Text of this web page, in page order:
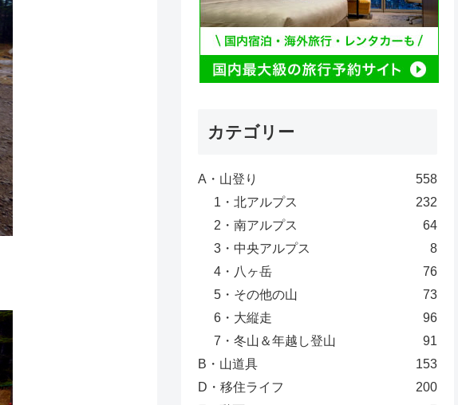
カテゴリー
A・山登り
558
1・北アルプス
232
2・南アルプス
64
3・中央アルプス
8
4・八ヶ岳
76
5・その他の山
73
6・大縦走
96
7・冬山＆年越し登山
91
B・山道具
153
D・移住ライフ
200